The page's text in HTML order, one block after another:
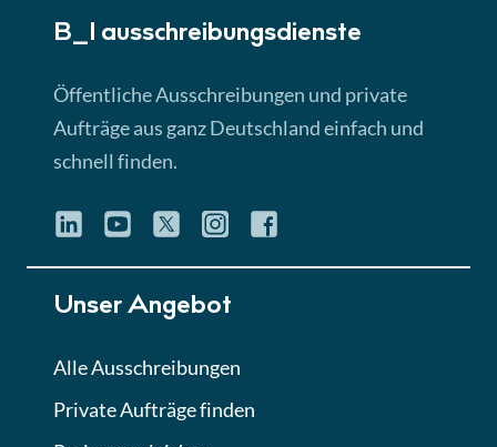
Lektion 3
► 4:31 Min
Quiz
Eignung im Vergabeverfahren
Lektion 6
B_I ausschreibungs­dienste
Öffentliche Ausschreibungen und private
Aufträge aus ganz Deutschland einfach und
schnell finden.
Unser Angebot
Alle Ausschreibungen
Private Aufträge finden